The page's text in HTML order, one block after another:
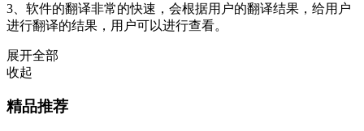
3、软件的翻译非常的快速，会根据用户的翻译结果，给用户
进行翻译的结果，用户可以进行查看。
展开全部
收起
精品推荐